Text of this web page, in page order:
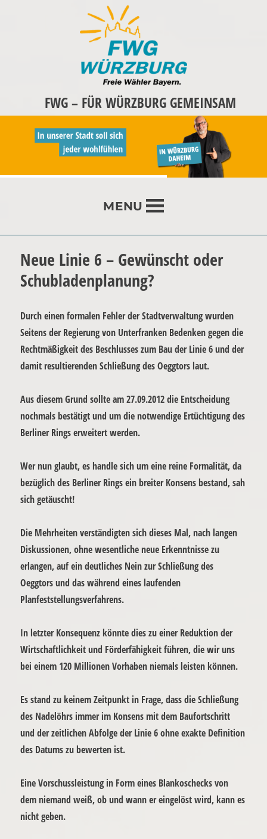
FWG – FÜR WÜRZBURG GEMEINSAM
MENU
Neue Linie 6 – Gewünscht oder
Schubladenplanung?
Durch einen formalen Fehler der Stadtverwaltung wurden
Seitens der Regierung von Unterfranken Bedenken gegen die
Rechtmäßigkeit des Beschlusses zum Bau der Linie 6 und der
damit resultierenden Schließung des Oeggtors laut.
Aus diesem Grund sollte am 27.09.2012 die Entscheidung
nochmals bestätigt und um die notwendige Ertüchtigung des
Berliner Rings erweitert werden.
Wer nun glaubt, es handle sich um eine reine Formalität, da
bezüglich des Berliner Rings ein breiter Konsens bestand, sah
sich getäuscht!
Die Mehrheiten verständigten sich dieses Mal, nach langen
Diskussionen, ohne wesentliche neue Erkenntnisse zu
erlangen, auf ein deutliches Nein zur Schließung des
Oeggtors und das während eines laufenden
Planfeststellungsverfahrens.
In letzter Konsequenz könnte dies zu einer Reduktion der
Wirtschaftlichkeit und Förderfähigkeit führen, die wir uns
bei einem 120 Millionen Vorhaben niemals leisten können.
Es stand zu keinem Zeitpunkt in Frage, dass die Schließung
des Nadelöhrs immer im Konsens mit dem Baufortschritt
und der zeitlichen Abfolge der Linie 6 ohne exakte Definition
des Datums zu bewerten ist.
Eine Vorschussleistung in Form eines Blankoschecks von
dem niemand weiß, ob und wann er eingelöst wird, kann es
nicht geben.